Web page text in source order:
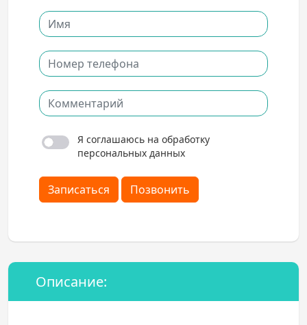
Я соглашаюсь на обработку
персональных данных
Записаться Позвонить
Описание: